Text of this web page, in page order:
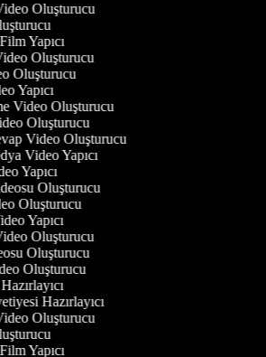
Oluşturucu
Yapıcı
Oluşturucu
Oluşturucu
Yapıcı
Video Oluşturucu
Oluşturucu
Video Oluşturucu
Video Yapıcı
Yapıcı
Oluşturucu
Oluşturucu
Yapıcı
Oluşturucu
Oluşturucu
Oluşturucu
Hazırlayıcı
Oluşturucu
Yapıcı